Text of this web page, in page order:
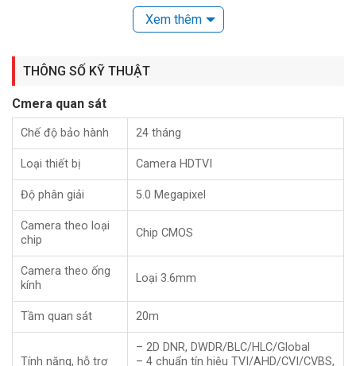
Camera hồng ngoại HIKVISION DS-2CE56H0T-IRMMF cho
độ phân giải HD cho hình ảnh sắc nét, chất lượng cao. Mẫu
mã thu hút khách hàng và dễ dàng sử dụng, lắp đặt bên
trong nhà cho gia đình, văn phòng, cửa hàng.
Thông số kỹ thuật camera HDTVI 5MP HIKVISION DS-
2CE56H0T-IRMMF
– Cảm biến ảnh CMOS 5MP
– Độ phân giải 2560 × 1944
– Độ nhạy sáng 0.01 Lux
– Ống kính 2.8/3.6/6mm
Xem thêm
THÔNG SỐ KỸ THUẬT
Cmera quan sát
Chế độ bảo hành 24 tháng
Loại thiết bị Camera HDTVI
Độ phân giải 5.0 Megapixel
Camera theo loại
chip
Chip CMOS
Camera theo ống
kính
Loại 3.6mm
Tầm quan sát 20m
Tính năng, hỗ trợ
– 2D DNR, DWDR/BLC/HLC/Global
– 4 chuẩn tín hiệu TVI/AHD/CVI/CVBS,